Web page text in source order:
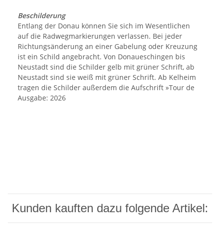
Beschilderung
Entlang der Donau können Sie sich im Wesentlichen
auf die Radwegmarkierungen verlassen. Bei jeder
Richtungsänderung an einer Gabelung oder Kreuzung
ist ein Schild angebracht. Von Donaueschingen bis
Neustadt sind die Schilder gelb mit grüner Schrift, ab
Neustadt sind sie weiß mit grüner Schrift. Ab Kelheim
tragen die Schilder außerdem die Aufschrift »Tour de
Ausgabe: 2026
Kunden kauften dazu folgende Artikel: